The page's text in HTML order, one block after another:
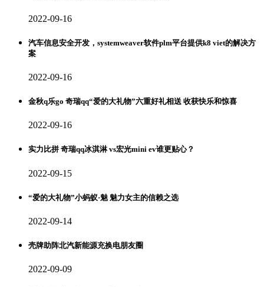
2022-09-16
汽车信息安全开发，systemweaver软件plm平台提供k8 viet的解决方
案
2022-09-16
金秋q乐go 奇瑞qq“爱的大礼物”六重好礼相送 收获快乐和惊喜
2022-09-16
实力比拼 奇瑞qq冰淇淋 vs宏光mini ev谁更贴心？
2022-09-15
“爱的大礼物”小蚂蚁·魅 魅力女主的信赖之选
2022-09-14
壳牌助阵北汽新能源充换电朋友圈
2022-09-09